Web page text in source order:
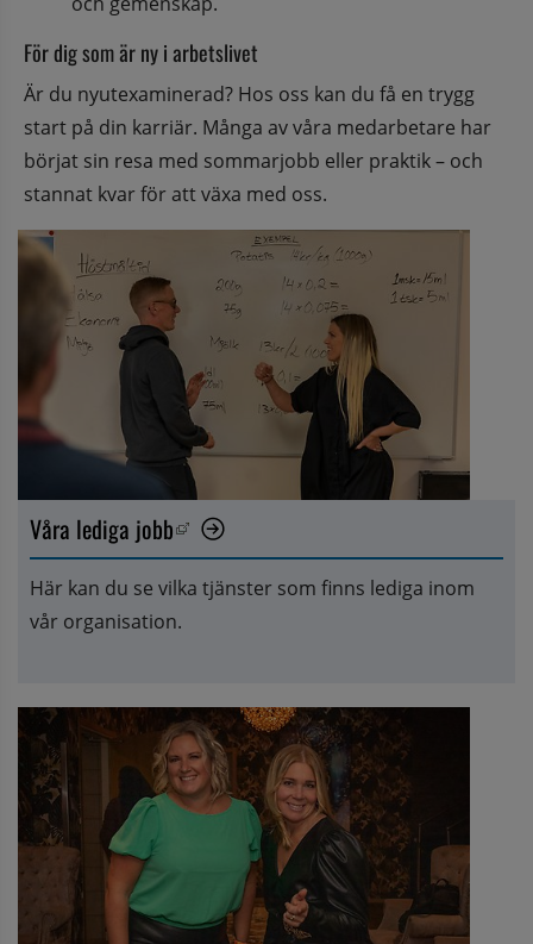
För dig som är ny i arbetslivet
Är du nyutexaminerad? Hos oss kan du få en trygg
start på din karriär. Många av våra medarbetare har
börjat sin resa med sommarjobb eller praktik – och
stannat kvar för att växa med oss.
Våra lediga jobb
Länk till annan webbplats, öppnas i nytt fönster.
Här kan du se vilka tjänster som finns lediga inom
vår organisation.